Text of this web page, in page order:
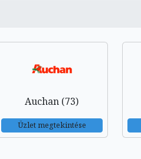
Auchan (73)
Üzlet megtekintése